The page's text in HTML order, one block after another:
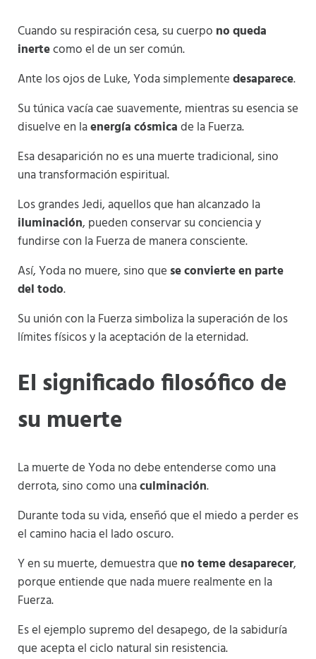
Cuando su respiración cesa, su cuerpo no queda
inertecomo el de un ser común.
Ante los ojos de Luke, Yoda simplementedesaparece.
Su túnica vacía cae suavemente, mientras su esencia se
disuelve en laenergía cósmicade la Fuerza.
Esa desaparición no es una muerte tradicional, sino
una transformación espiritual.
Los grandes Jedi, aquellos que han alcanzado la
iluminación, pueden conservar su conciencia y
fundirse con la Fuerza de manera consciente.
Así, Yoda no muere, sino que se convierte en parte
del todo.
Su unión con la Fuerza simboliza la superación de los
límites físicos y la aceptación de la eternidad.
El significado filosófico de
su muerte
La muerte de Yoda no debe entenderse como una
derrota, sino como unaculminación.
Durante toda su vida, enseñó que el miedo a perder es
el camino hacia el lado oscuro.
Y en su muerte, demuestra que no teme desaparecer,
porque entiende que nada muere realmente en la
Fuerza.
Es el ejemplo supremo del desapego, de la sabiduría
que acepta el ciclo natural sin resistencia.